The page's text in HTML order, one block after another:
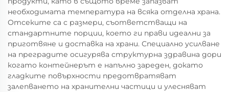
необходимата температура на всяка отделна храна.
Отсеките са с размери, съответстващи на
стандартните порции, което ги прави идеални за
приготвяне и доставка на храни. Специално усилване
на преградите осигурява структурна здравина дори
когато контейнерът е напълно зареден, докато
гладките повърхности предотвратяват
залепването на хранителни частици и улесняват